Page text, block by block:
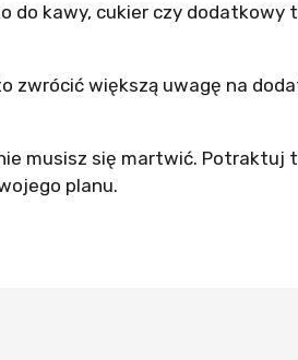
do kawy, cukier czy dodatkowy
zwrócić większą uwagę na
musisz się martwić. Potraktuj
planu.